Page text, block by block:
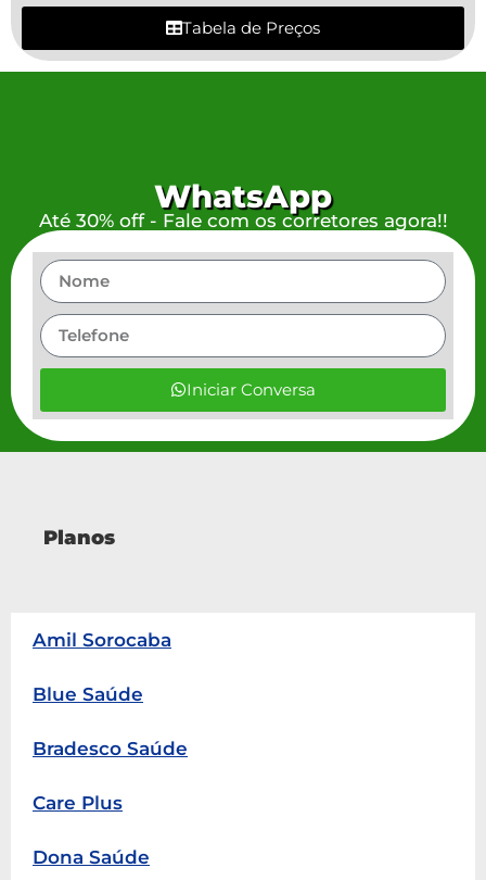
Tabela de Preços
WhatsApp
Até 30% off - Fale com os corretores agora!!
Iniciar Conversa
Planos
Amil Sorocaba
Blue Saúde
Bradesco Saúde
Care Plus
Dona Saúde